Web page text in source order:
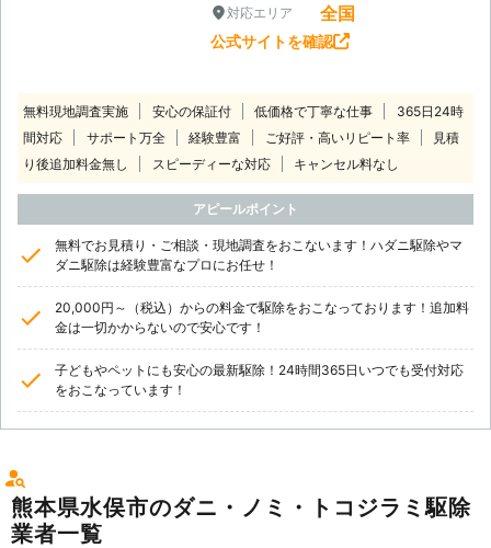
対応エリア 全国
公式サイトを確認
無料現地調査実施 安心の保証付 低価格で丁寧な仕事
365日24時
間対応
サポート万全 経験豊富 ご好評・高いリピート率
見積
り後追加料金無し
スピーディーな対応 キャンセル料なし
アピールポイント
無料でお見積り・ご相談・現地調査をおこないます！ハダニ駆除やマ
ダニ駆除は経験豊富なプロにお任せ！
20,000円～（税込）からの料金で駆除をおこなっております！追加料
金は一切かからないので安心です！
子どもやペットにも安心の最新駆除！24時間365日いつでも受付対応
をおこなっています！
熊本県水俣市のダニ・ノミ・トコジラミ駆除
業者一覧